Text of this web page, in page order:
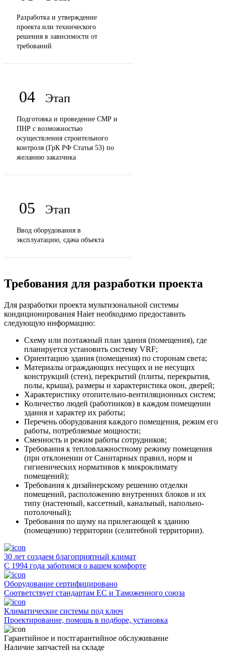
Разработка и утверждение
проекта или технического
решения в зависимости от
требований
04
Подготовка и проведение СМР и
ПНР с возможностью
осуществления строительного
контроля (ГрК РФ Статья 53) по
желанию заказчика
05
Ввод оборудования в
эксплуатацию, сдача объекта
Требования для разработки проекта
Для разработки проекта мультизональной системы
кондиционирования Haier необходимо предоставить
следующую информацию:
Схему или поэтажный план здания (помещения), где
планируется установить систему VRF;
Ориентацию здания (помещения) по сторонам света;
Материалы ограждающих несущих и не несущих
конструкций (стен), перекрытий (плиты, перекрытия,
полы, крыша), размеры и характеристика окон, дверей;
Характеристику отопительно-вентиляционных систем;
Количество людей (работников) в каждом помещении
здания и характер их работы;
Перечень оборудования каждого помещения, режим его
работы, потребляемые мощности;
Сменность и режим работы сотрудников;
Требования к тепловлажностному режиму помещения
(при отклонении от Санитарных правил, норм и
гигиенических нормативов к микроклимату
помещений);
Требования к дизайнерскому решению отделки
помещений, расположению внутренних блоков и их
типу (настенный, кассетный, канальный, напольно-
потолочный);
Требования по шуму на прилегающей к зданию
(помещению) территории (селитебной территории).
30 лет создаем благоприятный климат
С 1994 года заботимся о вашем комфорте
Оборудование сертифицировано
Соответствует стандартам ЕС и Таможенного союза
Климатические системы под ключ
Проектирование, помощь в подборе, установка
Гарантийное и постгарантийное обслуживание
Наличие запчастей на складе